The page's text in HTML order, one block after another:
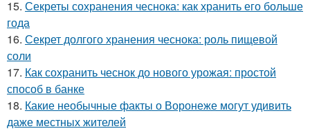
15. Секреты сохранения чеснока: как хранить его больше
года
16. Секрет долгого хранения чеснока: роль пищевой
соли
17. Как сохранить чеснок до нового урожая: простой
способ в банке
18. Какие необычные факты о Воронеже могут удивить
даже местных жителей